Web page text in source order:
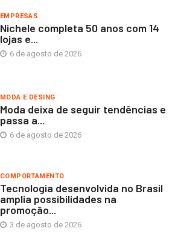
EMPRESAS
Nichele completa 50 anos com 14
lojas e...
6 de agosto de 2026
MODA E DESING
Moda deixa de seguir tendências e
passa a...
6 de agosto de 2026
COMPORTAMENTO
Tecnologia desenvolvida no Brasil
amplia possibilidades na
promoção...
3 de agosto de 2026